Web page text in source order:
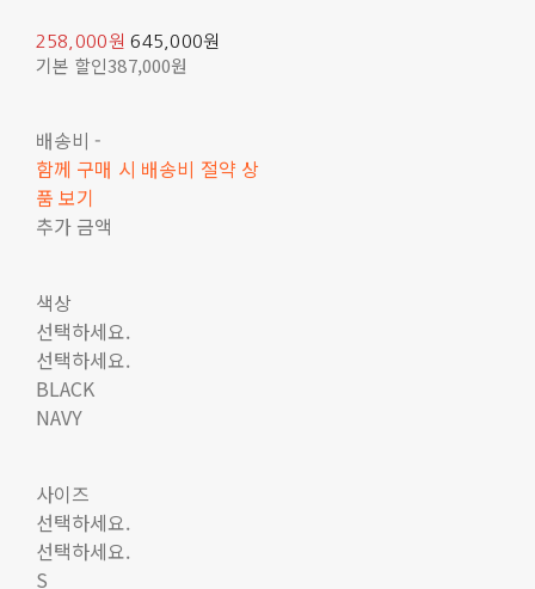
258,000원645,000원
기본 할인387,000원
배송비 -
함께 구매 시 배송비 절약 상
품 보기
추가 금액
색상
선택하세요.
선택하세요.
BLACK
NAVY
사이즈
선택하세요.
선택하세요.
S